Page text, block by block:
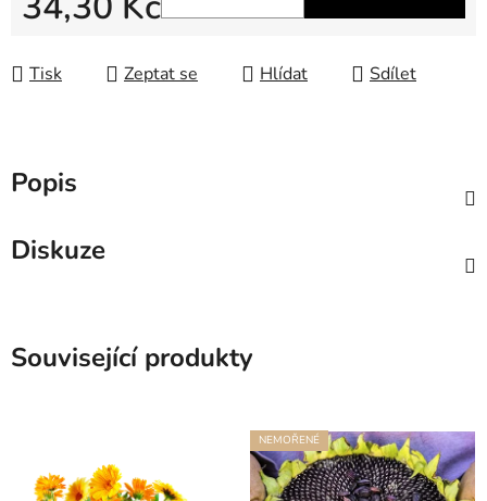
Tisk Zeptat se Hlídat Sdílet
Popis
Diskuze
Související produkty
NEMOŘENÉ